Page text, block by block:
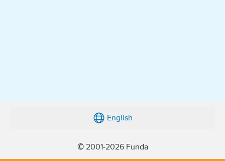
© 2001-2026 Funda
English